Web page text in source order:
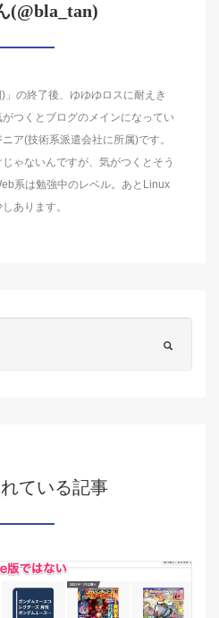
(@bla_tan)
」の終了後、ゆゆゆロスに耐えき
つくとブログのメインになってい
ア(技術系派遣会社に所属)です。
ゃないんですが、気がつくとそう
系は勉強中のレベル。あとLinux
あります。
ている記事